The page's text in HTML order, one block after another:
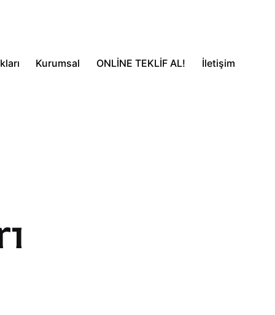
Kurumsal ONLİNE TEKLİF AL! İletişim